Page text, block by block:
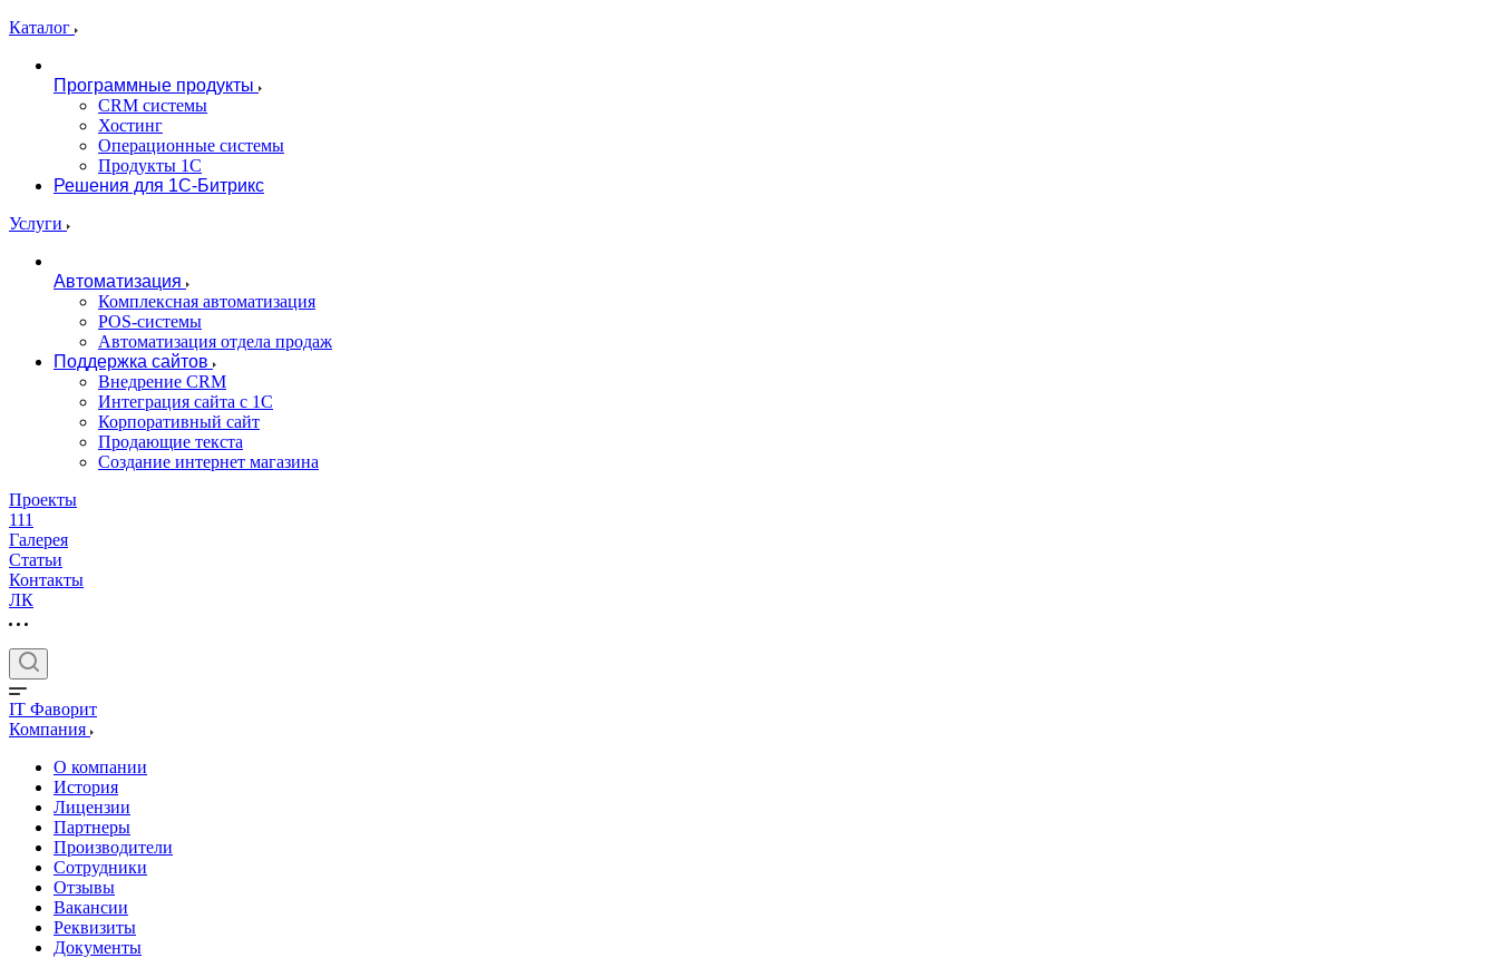
Каталог
Программные продукты
CRM системы
Хостинг
Операционные системы
Продукты 1С
Решения для 1С-Битрикс
Услуги
Автоматизация
Комплексная автоматизация
POS-системы
Автоматизация отдела продаж
Поддержка сайтов
Внедрение CRM
Интеграция сайта с 1С
Корпоративный сайт
Продающие текста
Создание интернет магазина
Проекты
111
Галерея
Статьи
Контакты
ЛК
IT Фаворит
Компания
О компании
История
Лицензии
Партнеры
Производители
Сотрудники
Отзывы
Вакансии
Реквизиты
Документы